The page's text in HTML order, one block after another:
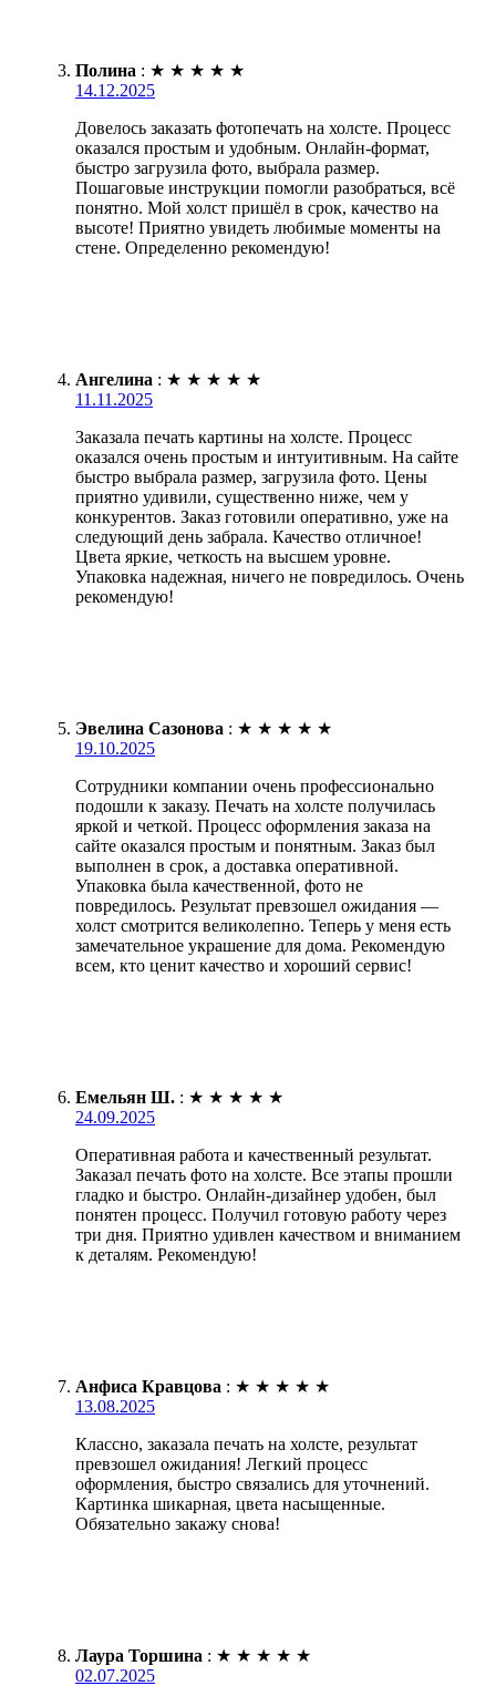
Полина : ★ ★ ★ ★ ★
14.12.2025
Довелось заказать фотопечать на холсте. Процесс
оказался простым и удобным. Онлайн-формат,
быстро загрузила фото, выбрала размер.
Пошаговые инструкции помогли разобраться, всё
понятно. Мой холст пришёл в срок, качество на
высоте! Приятно увидеть любимые моменты на
стене. Определенно рекомендую!
Ангелина : ★ ★ ★ ★ ★
11.11.2025
Заказала печать картины на холсте. Процесс
оказался очень простым и интуитивным. На сайте
быстро выбрала размер, загрузила фото. Цены
приятно удивили, существенно ниже, чем у
конкурентов. Заказ готовили оперативно, уже на
следующий день забрала. Качество отличное!
Цвета яркие, четкость на высшем уровне.
Упаковка надежная, ничего не повредилось. Очень
рекомендую!
Эвелина Сазонова : ★ ★ ★ ★ ★
19.10.2025
Сотрудники компании очень профессионально
подошли к заказу. Печать на холсте получилась
яркой и четкой. Процесс оформления заказа на
сайте оказался простым и понятным. Заказ был
выполнен в срок, а доставка оперативной.
Упаковка была качественной, фото не
повредилось. Результат превзошел ожидания —
холст смотрится великолепно. Теперь у меня есть
замечательное украшение для дома. Рекомендую
всем, кто ценит качество и хороший сервис!
Емельян Ш. : ★ ★ ★ ★ ★
24.09.2025
Оперативная работа и качественный результат.
Заказал печать фото на холсте. Все этапы прошли
гладко и быстро. Онлайн-дизайнер удобен, был
понятен процесс. Получил готовую работу через
три дня. Приятно удивлен качеством и вниманием
к деталям. Рекомендую!
Анфиса Кравцова : ★ ★ ★ ★ ★
13.08.2025
Классно, заказала печать на холсте, результат
превзошел ожидания! Легкий процесс
оформления, быстро связались для уточнений.
Картинка шикарная, цвета насыщенные.
Обязательно закажу снова!
Лаура Торшина : ★ ★ ★ ★ ★
02.07.2025